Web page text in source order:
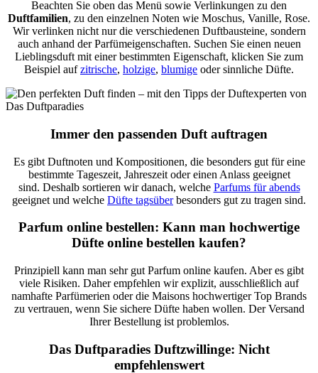
Beachten Sie oben das Menü sowie Verlinkungen zu den
Duftfamilien, zu den einzelnen Noten wie Moschus, Vanille, Rose.
Wir verlinken nicht nur die verschiedenen Duftbausteine, sondern
auch anhand der Parfümeigenschaften. Suchen Sie einen neuen
Lieblingsduft mit einer bestimmten Eigenschaft, klicken Sie zum
Beispiel aufzitrische, holzige, blumige oder sinnliche Düfte.
Immer den passenden Duft auftragen
Es gibt Duftnoten und Kompositionen, die besonders gut für eine
bestimmte Tageszeit, Jahreszeit oder einen Anlass geeignet
sind. Deshalb sortieren wir danach, welche Parfums für abends
geeignet und welche Düfte tagsüberbesonders gut zu tragen sind.
Parfum online bestellen: Kann man hochwertige
Düfte online bestellen kaufen?
Prinzipiell kann man sehr gut Parfum online kaufen. Aber es gibt
viele Risiken. Daher empfehlen wir explizit, ausschließlich auf
namhafte Parfümerien oder die Maisons hochwertiger Top Brands
zu vertrauen, wenn Sie sichere Düfte haben wollen. Der Versand
Ihrer Bestellung ist problemlos.
Das Duftparadies Duftzwillinge: Nicht
empfehlenswert